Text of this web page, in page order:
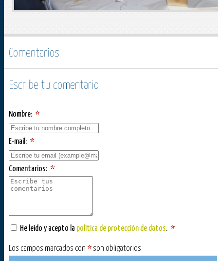
Comentarios
Escribe tu comentario
Nombre: *
E-mail: *
Comentarios: *
He leído y acepto la política de protección de datos. *
Los campos marcados con * son obligatorios